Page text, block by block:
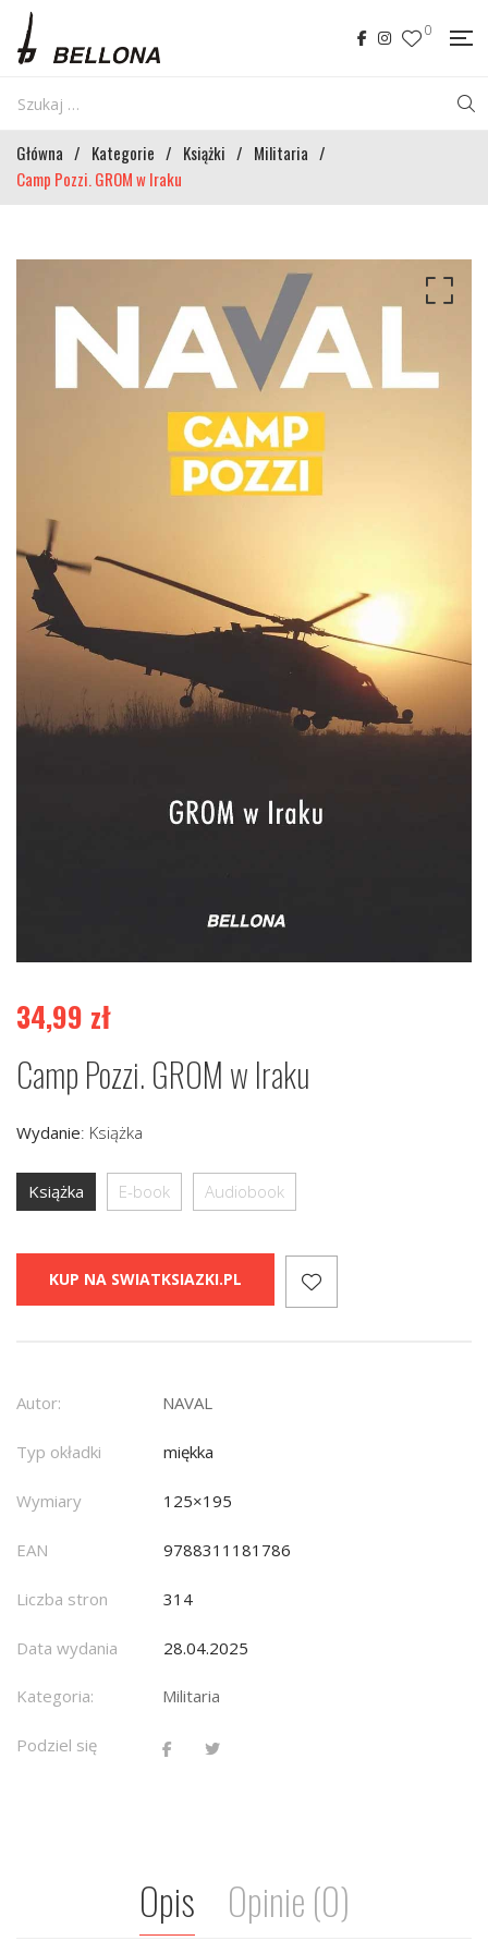
0
Główna / Kategorie / Książki / Militaria /
Camp Pozzi. GROM w Iraku
34,99 zł
Camp Pozzi. GROM w Iraku
Wydanie: Książka
Książka E-book Audiobook
KUP NA SWIATKSIAZKI.PL
Autor: NAVAL
Typ okładki miękka
Wymiary 125×195
EAN 9788311181786
Liczba stron 314
Data wydania 28.04.2025
Kategoria: Militaria
Podziel się
Opis Opinie (0)